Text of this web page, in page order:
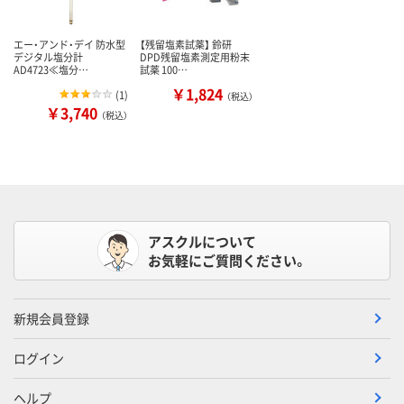
エー・アンド・デイ 防水型
デジタル塩分計
AD4723≪塩分…
(1)
￥3,740 （税込）
【残留塩素試薬】 鈴研
DPD残留塩素測定用粉末
試薬 100…
￥1,824 （税込）
アスクルについて
お気軽にご質問ください。
新規会員登録
ログイン
ヘルプ